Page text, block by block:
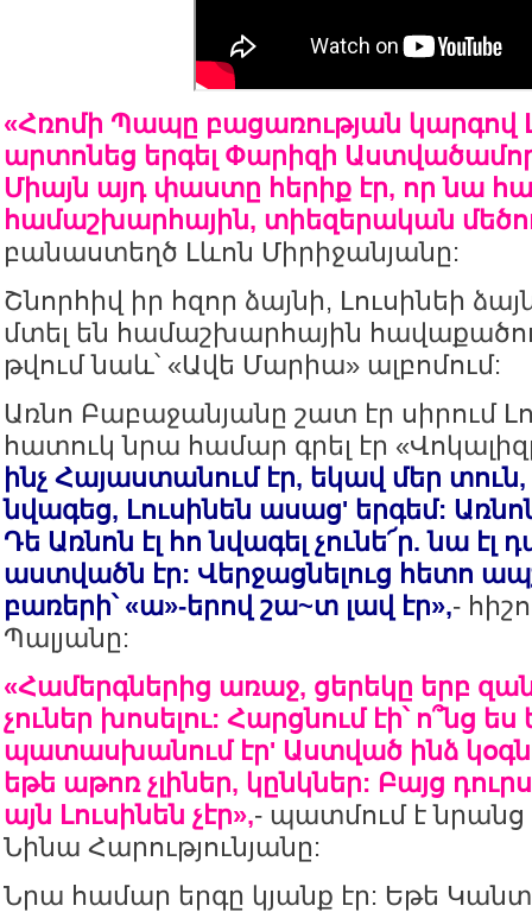
«Հռոմի Պապը բացառության կարգով
արտոնեց երգել Փարիզի
Միայն այդ փաստը հերիք էր, որ նա
համաշխարհային, տիեզերական
բանաստեղծ Լևոն Միրիջանյանը:
Շնորհիվ իր հզոր ձայնի, Լուսինեի
մտել են համաշխարհային
թվում նաև՝ «Ավե Մարիա» ալբոմում:
Առնո Բաբաջանյանը շատ էր սիրում
հատուկ նրա համար գրել էր
ինչ Հայաստանում էր, եկավ մեր
նվագեց, Լուսինեն ասաց' երգեմ:
Դե Առնոն էլ հո նվագել չունե՜ր. նա էլ
աստվածն էր: Վերջացնելուց հետո
բառերի՝ «ա»-երով շա~տ լավ էր»,-
Պալյանը:
«Համերգներից առաջ, ցերեկը երբ
չուներ խոսելու: Հարցնում էի՝ ո՞նց ես
պատասխանում էր' Աստված ինձ
եթե աթոռ չլիներ, կընկներ: Բայց
այն Լուսինեն չէր»,- պատմում է նրանց
Նինա Հարությունյանը:
Նրա համար երգը կյանք էր: Եթե